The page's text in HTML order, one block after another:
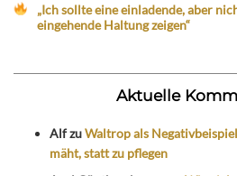
„Ich sollte eine einladende, aber
eingehende Haltung zeigen“
Aktuelle
AlfzuWaltrop als
mäht, statt zu pflegen